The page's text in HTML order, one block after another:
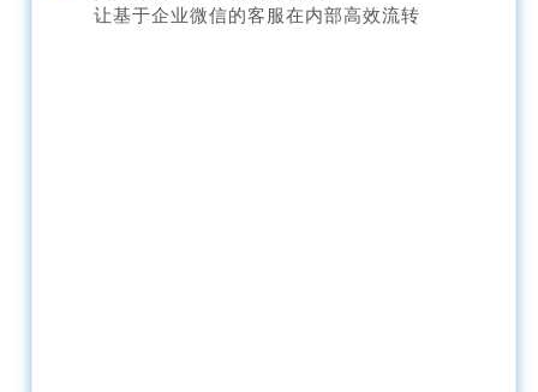
让基于企业微信的客服在内部高效流转